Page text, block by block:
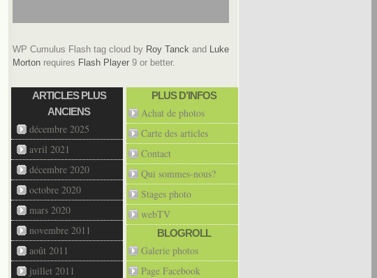
WP Cumulus Flash tag cloud by Roy Tanck and Luke
Morton requires Flash Player 9 or better.
ARTICLES PLUS
ANCIENS
décembre 2025
avril 2021
décembre 2020
octobre 2020
mars 2020
novembre 2011
août 2011
juillet 2011
PLUS D’INFOS
Achat de photos
Carte des articles
Contact
Qui sommes-nous?
Stages photo
webTV
BLOGROLL
Galerie photos
Page Facebook